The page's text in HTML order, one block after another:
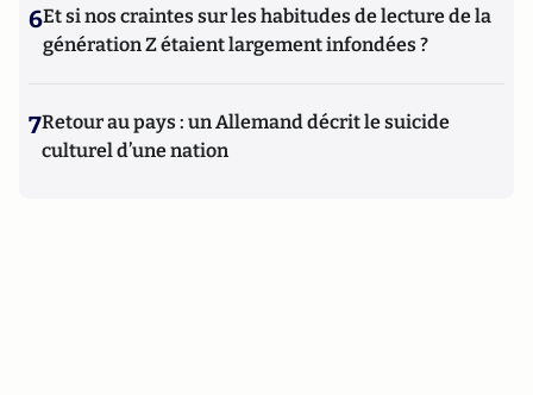
6Et si nos craintes sur les habitudes de lecture de la
génération Z étaient largement infondées ?
7Retour au pays : un Allemand décrit le suicide
culturel d’une nation